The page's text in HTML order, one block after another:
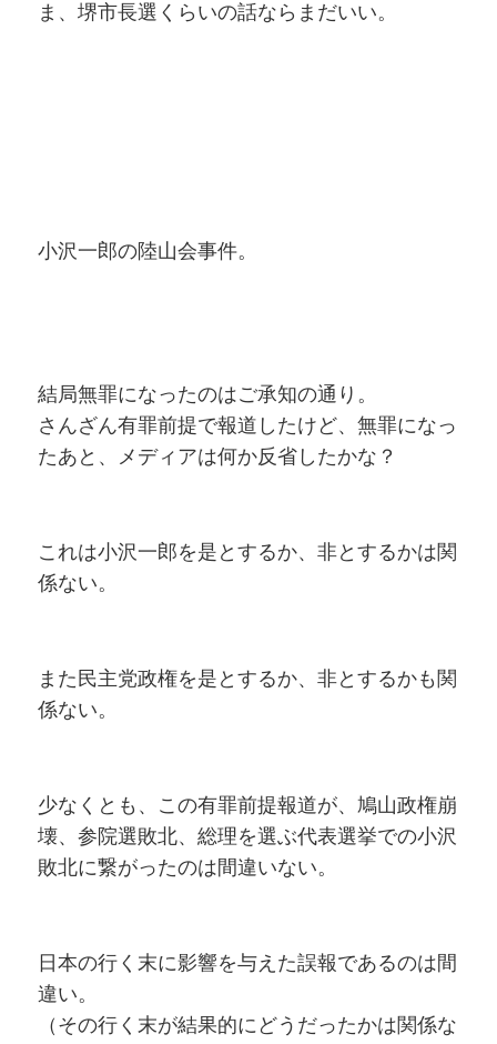
ま、堺市長選くらいの話ならまだいい。
小沢一郎の陸山会事件。
結局無罪になったのはご承知の通り。
さんざん有罪前提で報道したけど、無罪になっ
たあと、メディアは何か反省したかな？
これは小沢一郎を是とするか、非とするかは関
係ない。
また民主党政権を是とするか、非とするかも関
係ない。
少なくとも、この有罪前提報道が、鳩山政権崩
壊、参院選敗北、総理を選ぶ代表選挙での小沢
敗北に繋がったのは間違いない。
日本の行く末に影響を与えた誤報であるのは間
違い。
（その行く末が結果的にどうだったかは関係な